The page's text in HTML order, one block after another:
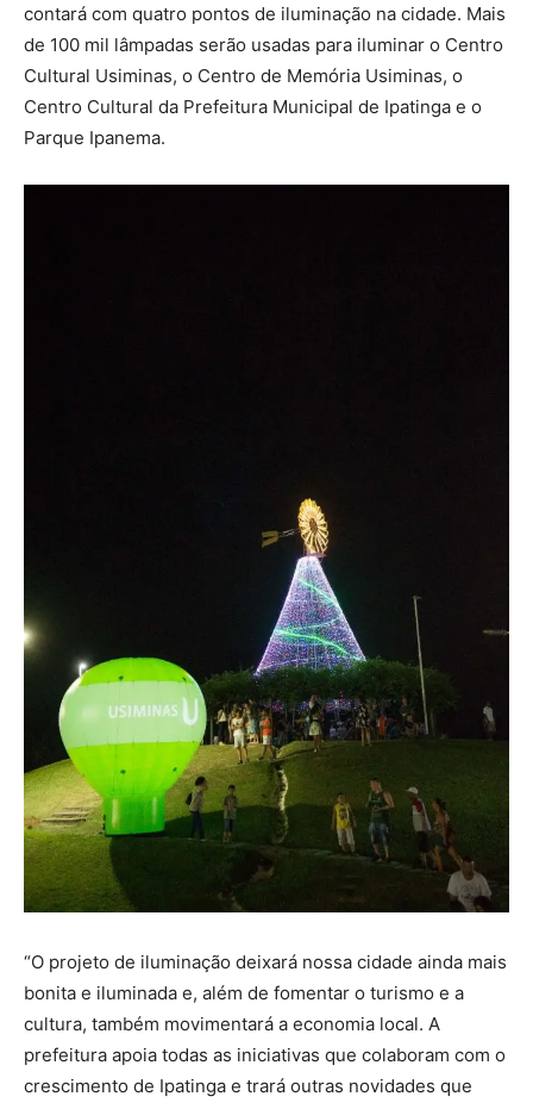
contará com quatro pontos de iluminação na cidade. Mais
de 100 mil lâmpadas serão usadas para iluminar o Centro
Cultural Usiminas, o Centro de Memória Usiminas, o
Centro Cultural da Prefeitura Municipal de Ipatinga e o
Parque Ipanema.
“O projeto de iluminação deixará nossa cidade ainda mais
bonita e iluminada e, além de fomentar o turismo e a
cultura, também movimentará a economia local. A
prefeitura apoia todas as iniciativas que colaboram com o
crescimento de Ipatinga e trará outras novidades que